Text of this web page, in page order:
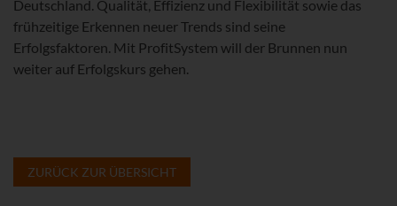
Deutschland. Qualität, Effizienz und Flexibilität sowie das
frühzeitige Erkennen neuer Trends sind seine
Erfolgsfaktoren. Mit ProfitSystem will der Brunnen nun
weiter auf Erfolgskurs gehen.
ZURÜCK ZUR ÜBERSICHT